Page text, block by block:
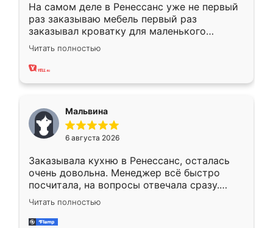
На самом деле в Ренессанс уже не первый
раз заказываю мебель первый раз
заказывал кроватку для маленького
ребёнка при его рождении ,во второй раз
заказал шкаф-купе. По качеству очень
хорошее сборка достаточно быстрая,
меньше, здесь же он более разнообразный.
Мне нравится ,если что-то потребуется из
мебели буду заказывать только здесь.
Читать полностью
Мальвина
6 августа 2026
Заказывала кухню в Ренессанс, осталась
очень довольна. Менеджер всё быстро
посчитала, на вопросы отвечала сразу.
Замерщик приехал в субботу, подошёл к
делу со всей ответственностью. Собрали
за день, ребята работали аккуратно, даже
Читать полностью